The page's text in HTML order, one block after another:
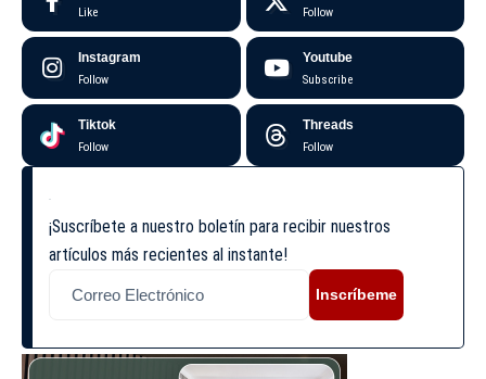
Like Follow
Instagram
Follow
Youtube
Subscribe
Tiktok
Follow
Threads
Follow
¡Suscríbete a nuestro boletín para recibir nuestros
artículos más recientes al instante!
Inscríbeme